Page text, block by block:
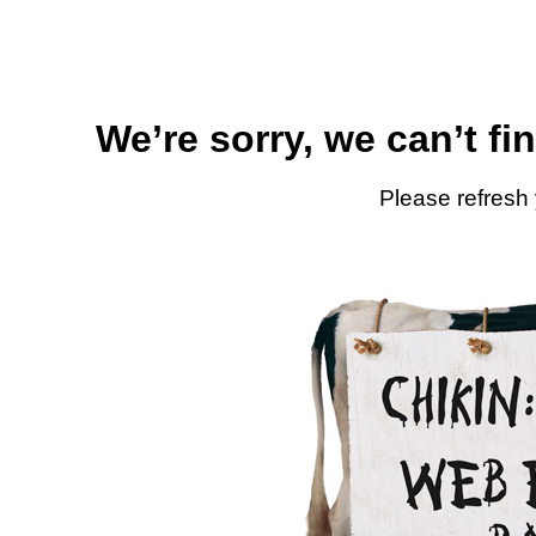
We’re sorry, we can’t
Please refresh